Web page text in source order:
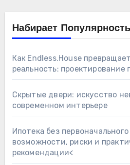
Набирает Популярность
Как Endless.House
реальность: проектирование
Скрытые двери: искусство
современном интерьере
Ипотека без
возможности, риски и
рекомендации<